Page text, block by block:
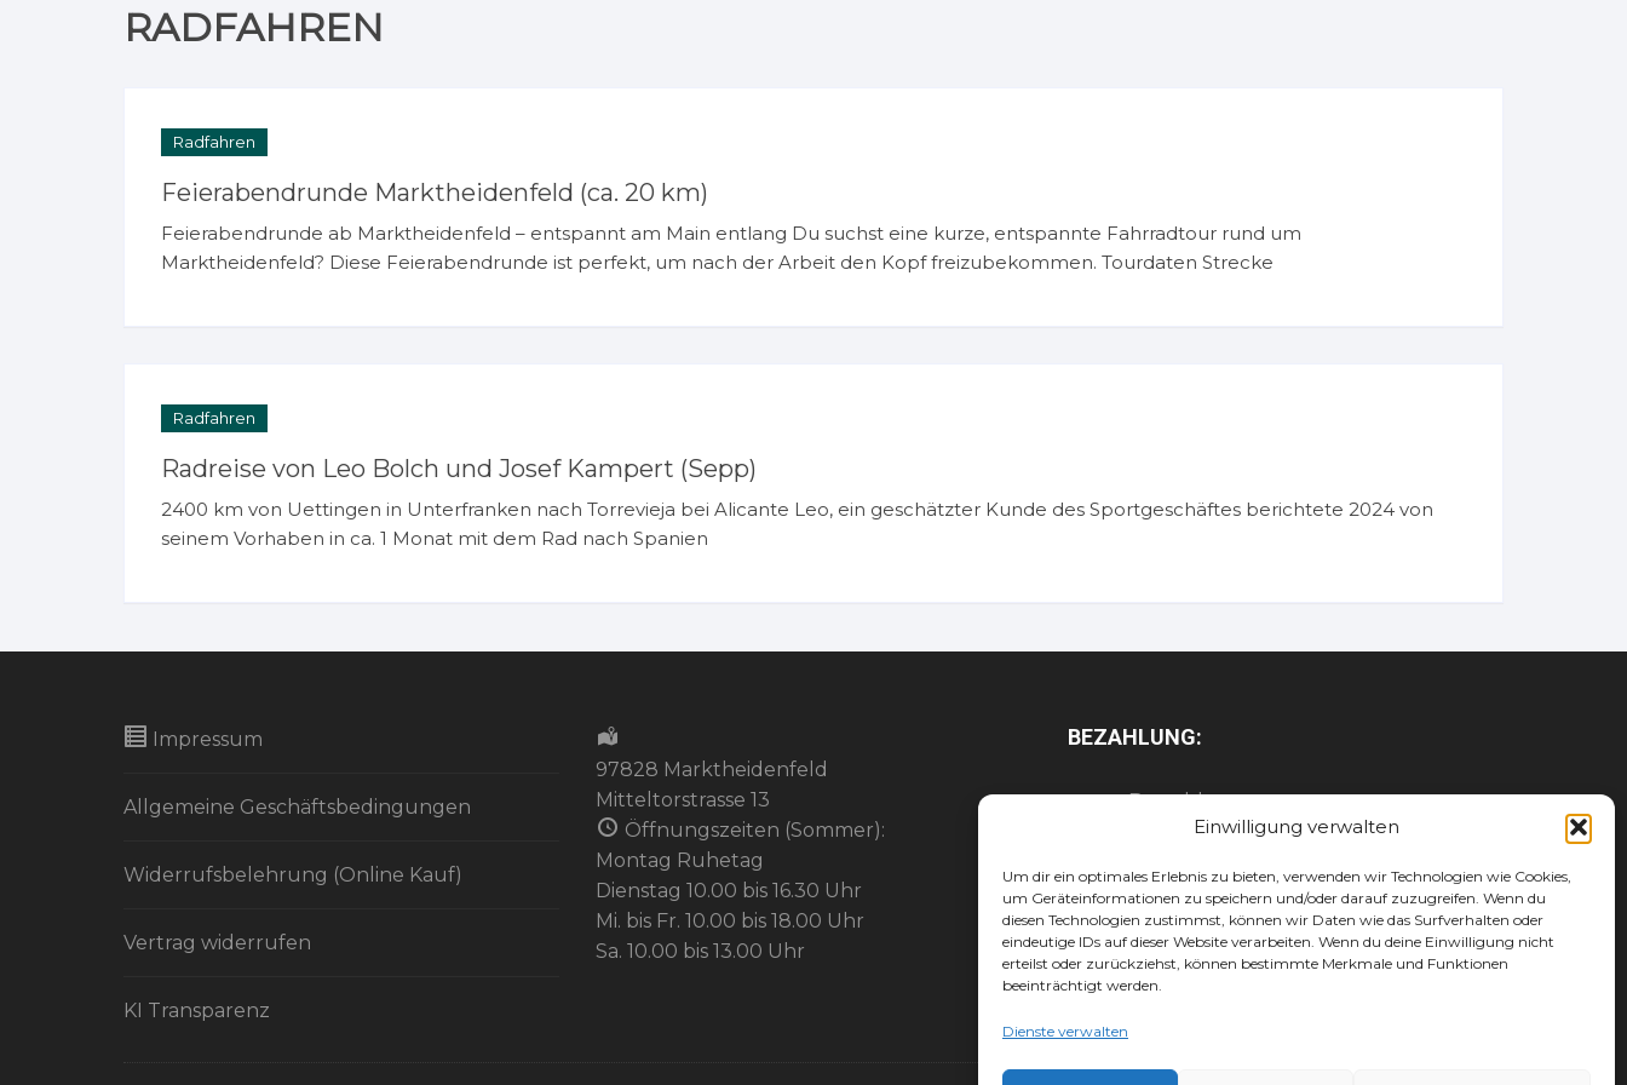
Einwilligung verwalten
Um dir ein optimales Erlebnis zu bieten, verwenden wir Technologien wie Cookies,
um Geräteinformationen zu speichern und/oder darauf zuzugreifen. Wenn du
diesen Technologien zustimmst, können wir Daten wie das Surfverhalten oder
eindeutige IDs auf dieser Website verarbeiten. Wenn du deine Einwilligung nicht
erteilst oder zurückziehst, können bestimmte Merkmale und Funktionen
beeinträchtigt werden.
Dienste verwalten
RADFAHREN
Radfahren
Feierabendrunde Marktheidenfeld (ca. 20 km)
Feierabendrunde ab Marktheidenfeld – entspannt am Main entlang Du suchst eine kurze, entspannte Fahrradtour rund um
Marktheidenfeld? Diese Feierabendrunde ist perfekt, um nach der Arbeit den Kopf freizubekommen. Tourdaten Strecke
Radfahren
Radreise von Leo Bolch und Josef Kampert (Sepp)
2400 km von Uettingen in Unterfranken nach Torrevieja bei Alicante Leo, ein geschätzter Kunde des Sportgeschäftes berichtete 2024 von
seinem Vorhaben in ca. 1 Monat mit dem Rad nach Spanien
Impressum
Allgemeine Geschäftsbedingungen
Widerrufsbelehrung (Online Kauf)
Vertrag widerrufen
KI Transparenz
97828 Marktheidenfeld
Mitteltorstrasse 13
Öffnungszeiten (Sommer):
Montag Ruhetag
Dienstag 10.00 bis 16.30 Uhr
Mi. bis Fr. 10.00 bis 18.00 Uhr
Sa. 10.00 bis 13.00 Uhr
BEZAHLUNG:
Barzahlung
Kartenzahlung / EC / Kreditkarte /
Paypal
Maingutschein
Werbegemeinschaft-Gutschein